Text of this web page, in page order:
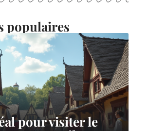
populaires
pour visiter le